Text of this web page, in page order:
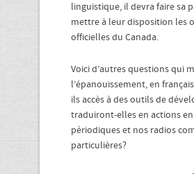
linguistique, il devra faire sa
mettre à leur disposition les
officielles du Canada.
Voici d’autres questions qui
l’épanouissement, en
ils accès à des outils de
traduiront-elles en actions
périodiques et nos radios
particulières?